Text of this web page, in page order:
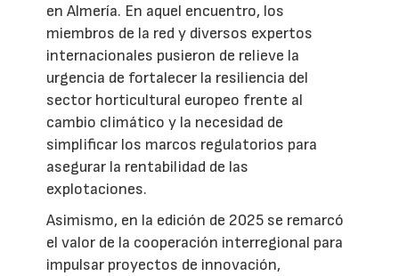
en Almería. En aquel encuentro, los
miembros de la red y diversos expertos
internacionales pusieron de relieve la
urgencia de fortalecer la resiliencia del
sector horticultural europeo frente al
cambio climático y la necesidad de
simplificar los marcos regulatorios para
asegurar la rentabilidad de las
explotaciones.
Asimismo, en la edición de 2025 se remarcó
el valor de la cooperación interregional para
impulsar proyectos de innovación,